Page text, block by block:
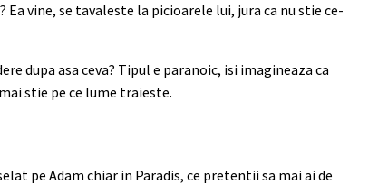
vine, se tavaleste la picioarele lui, jura ca nu stie ce-
dupa asa ceva? Tipul e paranoic, isi imagineaza ca
stie pe ce lume traieste.
pe Adam chiar in Paradis, ce pretentii sa mai ai de